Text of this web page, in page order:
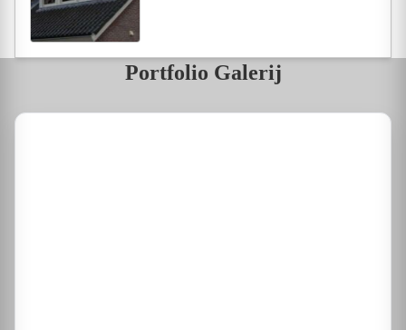
Portfolio Galerij